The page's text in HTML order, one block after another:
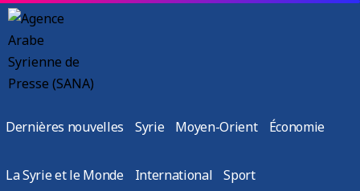
Dernières nouvelles Syrie Moyen-Orient Économie
La Syrie et le Monde International Sport